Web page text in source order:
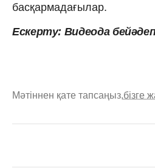
басқармадағылар.
Ескерту: Видеода бейәдеп
Мәтіннен қате тапсаңыз,бізге